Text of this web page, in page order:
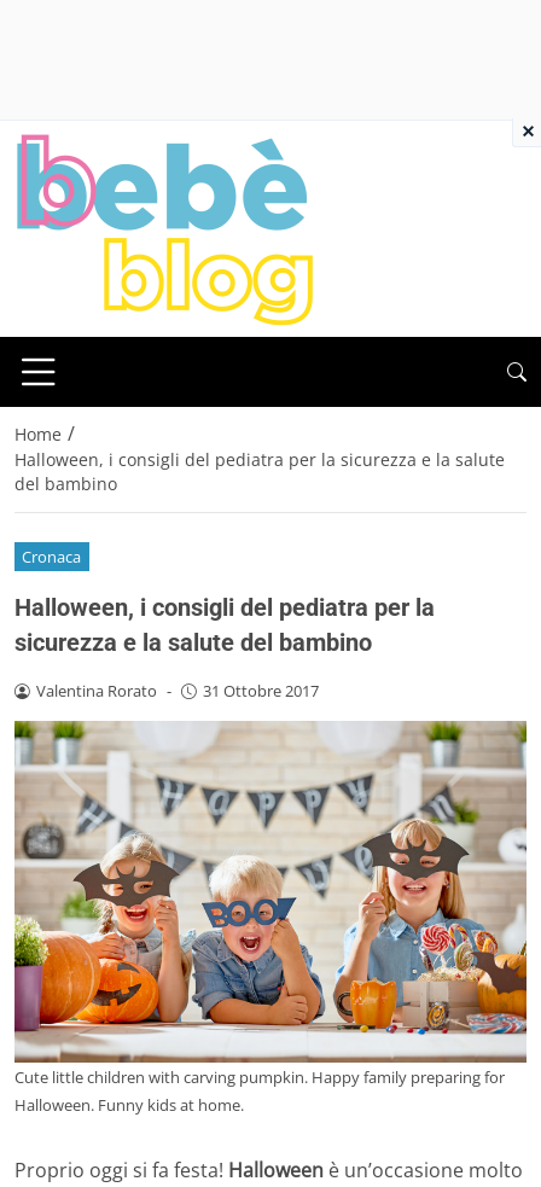
Home /
Halloween, i consigli del pediatra per la sicurezza e la salute
del bambino
Cronaca
Halloween, i consigli del pediatra per la
sicurezza e la salute del bambino
Valentina Rorato - 31 Ottobre 2017
Cute little children with carving pumpkin. Happy family preparing for
Halloween. Funny kids at home.
Proprio oggi si fa festa! Halloween è un’occasione molto
×